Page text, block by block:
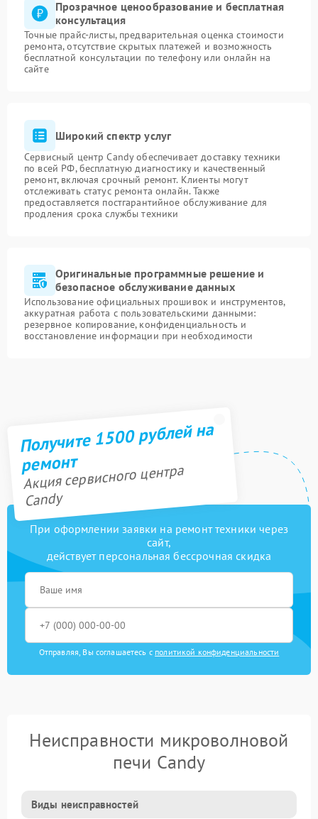
Прозрачное ценообразование и бесплатная
консультация
Точные прайс-листы, предварительная оценка стоимости
ремонта, отсутствие скрытых платежей и возможность
бесплатной консультации по телефону или онлайн на
сайте
Широкий спектр услуг
Сервисный центр Candy обеспечивает доставку техники
по всей РФ, бесплатную диагностику и качественный
ремонт, включая срочный ремонт. Клиенты могут
отслеживать статус ремонта онлайн. Также
предоставляется постгарантийное обслуживание для
продления срока службы техники
Оригинальные программные решение и
безопасное обслуживание данных
Использование официальных прошивок и инструментов,
аккуратная работа с пользовательскими данными:
резервное копирование, конфиденциальность и
восстановление информации при необходимости
Получите 1500 рублей на
ремонт
Акция сервисного центра
Candy
При оформлении заявки на ремонт техники через
сайт,
действует персональная бессрочная скидка
Отправляя, Вы соглашаетесь с политикой конфиденциальности
Неисправности микроволновой
печи Candy
Виды неисправностей